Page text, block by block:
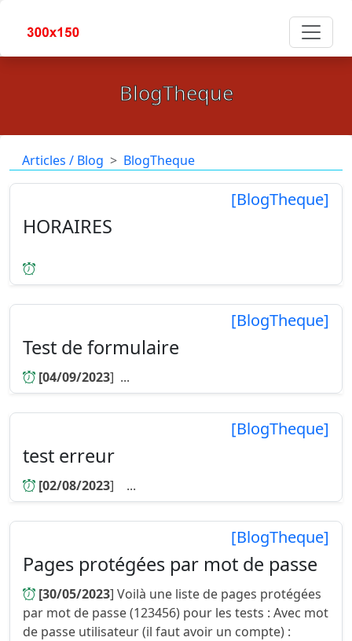
BlogTheque
Articles / Blog BlogTheque
[BlogTheque]
HORAIRES
[BlogTheque]
Test de formulaire
[04/09/2023] ...
[BlogTheque]
test erreur
[02/08/2023] ...
[BlogTheque]
Pages protégées par mot de passe
[30/05/2023] Voilà une liste de pages protégées
par mot de passe (123456) pour les tests : Avec mot
de passe utilisateur (il faut avoir un compte) :